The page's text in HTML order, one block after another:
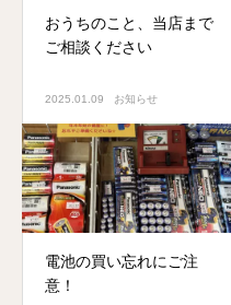
おうちのこと、当店まで
ご相談ください
2025.01.09 お知らせ
電池の買い忘れにご注
意！